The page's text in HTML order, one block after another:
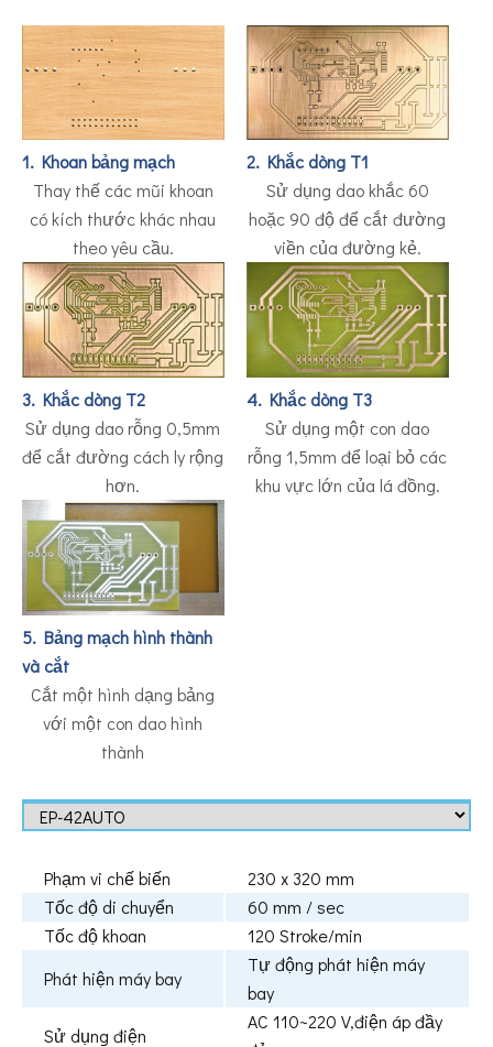
1. Khoan bảng mạch
Thay thế các mũi khoan
có kích thước khác nhau
theo yêu cầu.
2. Khắc dòng T1
Sử dụng dao khắc 60
hoặc 90 độ để cắt đường
viền của đường kẻ.
3. Khắc dòng T2
Sử dụng dao rỗng 0,5mm
để cắt đường cách ly rộng
hơn.
4. Khắc dòng T3
Sử dụng một con dao
rỗng 1,5mm để loại bỏ các
khu vực lớn của lá đồng.
5. Bảng mạch hình thành
và cắt
Cắt một hình dạng bảng
với một con dao hình
thành
Phạm vi chế biến
230 x 320 mm
Tốc độ di chuyển
60 mm / sec
Tốc độ khoan
120 Stroke/min
Phát hiện máy bay
Tự động phát hiện máy
bay
Sử dụng điện
AC 110~220 V,điện áp đầy